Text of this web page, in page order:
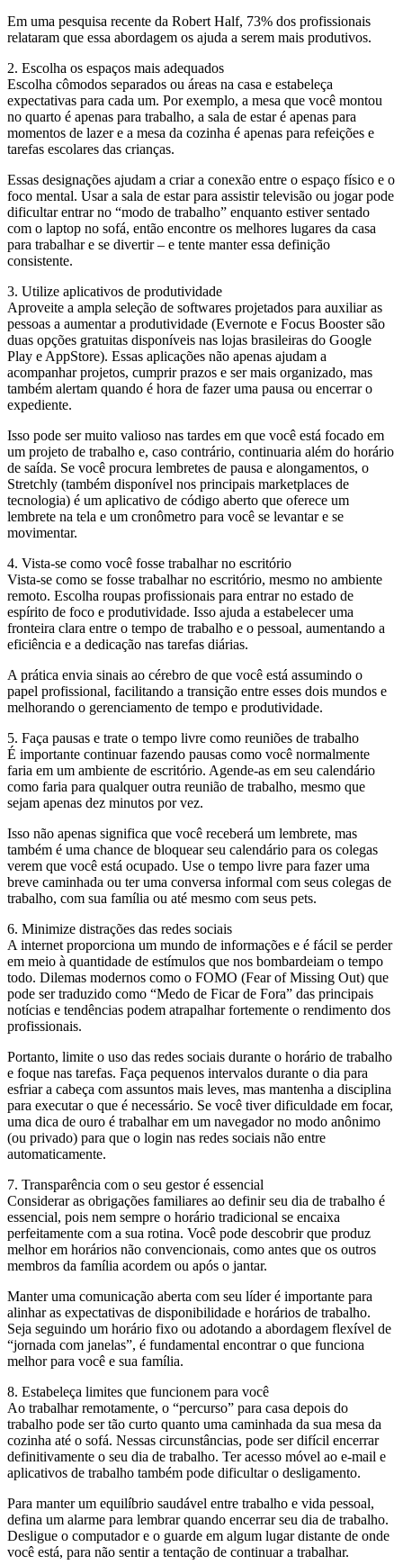
Em uma pesquisa recente da Robert Half, 73% dos profissionais
relataram que essa abordagem os ajuda a serem mais produtivos.
2. Escolha os espaços mais adequados
Escolha cômodos separados ou áreas na casa e estabeleça
expectativas para cada um. Por exemplo, a mesa que você montou
no quarto é apenas para trabalho, a sala de estar é apenas para
momentos de lazer e a mesa da cozinha é apenas para refeições e
tarefas escolares das crianças.
Essas designações ajudam a criar a conexão entre o espaço físico e o
foco mental. Usar a sala de estar para assistir televisão ou jogar pode
dificultar entrar no “modo de trabalho” enquanto estiver sentado
com o laptop no sofá, então encontre os melhores lugares da casa
para trabalhar e se divertir – e tente manter essa definição
consistente.
3. Utilize aplicativos de produtividade
Aproveite a ampla seleção de softwares projetados para auxiliar as
pessoas a aumentar a produtividade (Evernote e Focus Booster são
duas opções gratuitas disponíveis nas lojas brasileiras do Google
Play e AppStore). Essas aplicações não apenas ajudam a
acompanhar projetos, cumprir prazos e ser mais organizado, mas
também alertam quando é hora de fazer uma pausa ou encerrar o
expediente.
Isso pode ser muito valioso nas tardes em que você está focado em
um projeto de trabalho e, caso contrário, continuaria além do horário
de saída. Se você procura lembretes de pausa e alongamentos, o
Stretchly (também disponível nos principais marketplaces de
tecnologia) é um aplicativo de código aberto que oferece um
lembrete na tela e um cronômetro para você se levantar e se
movimentar.
4. Vista-se como você fosse trabalhar no escritório
Vista-se como se fosse trabalhar no escritório, mesmo no ambiente
remoto. Escolha roupas profissionais para entrar no estado de
espírito de foco e produtividade. Isso ajuda a estabelecer uma
fronteira clara entre o tempo de trabalho e o pessoal, aumentando a
eficiência e a dedicação nas tarefas diárias.
A prática envia sinais ao cérebro de que você está assumindo o
papel profissional, facilitando a transição entre esses dois mundos e
melhorando o gerenciamento de tempo e produtividade.
5. Faça pausas e trate o tempo livre como reuniões de trabalho
É importante continuar fazendo pausas como você normalmente
faria em um ambiente de escritório. Agende-as em seu calendário
como faria para qualquer outra reunião de trabalho, mesmo que
sejam apenas dez minutos por vez.
Isso não apenas significa que você receberá um lembrete, mas
também é uma chance de bloquear seu calendário para os colegas
verem que você está ocupado. Use o tempo livre para fazer uma
breve caminhada ou ter uma conversa informal com seus colegas de
trabalho, com sua família ou até mesmo com seus pets.
6. Minimize distrações das redes sociais
A internet proporciona um mundo de informações e é fácil se perder
em meio à quantidade de estímulos que nos bombardeiam o tempo
todo. Dilemas modernos como o FOMO (Fear of Missing Out) que
pode ser traduzido como “Medo de Ficar de Fora” das principais
notícias e tendências podem atrapalhar fortemente o rendimento dos
profissionais.
Portanto, limite o uso das redes sociais durante o horário de trabalho
e foque nas tarefas. Faça pequenos intervalos durante o dia para
esfriar a cabeça com assuntos mais leves, mas mantenha a disciplina
para executar o que é necessário. Se você tiver dificuldade em focar,
uma dica de ouro é trabalhar em um navegador no modo anônimo
(ou privado) para que o login nas redes sociais não entre
automaticamente.
7. Transparência com o seu gestor é essencial
Considerar as obrigações familiares ao definir seu dia de trabalho é
essencial, pois nem sempre o horário tradicional se encaixa
perfeitamente com a sua rotina. Você pode descobrir que produz
melhor em horários não convencionais, como antes que os outros
membros da família acordem ou após o jantar.
Manter uma comunicação aberta com seu líder é importante para
alinhar as expectativas de disponibilidade e horários de trabalho.
Seja seguindo um horário fixo ou adotando a abordagem flexível de
“jornada com janelas”, é fundamental encontrar o que funciona
melhor para você e sua família.
8. Estabeleça limites que funcionem para você
Ao trabalhar remotamente, o “percurso” para casa depois do
trabalho pode ser tão curto quanto uma caminhada da sua mesa da
cozinha até o sofá. Nessas circunstâncias, pode ser difícil encerrar
definitivamente o seu dia de trabalho. Ter acesso móvel ao e-mail e
aplicativos de trabalho também pode dificultar o desligamento.
Para manter um equilíbrio saudável entre trabalho e vida pessoal,
defina um alarme para lembrar quando encerrar seu dia de trabalho.
Desligue o computador e o guarde em algum lugar distante de onde
você está, para não sentir a tentação de continuar a trabalhar.